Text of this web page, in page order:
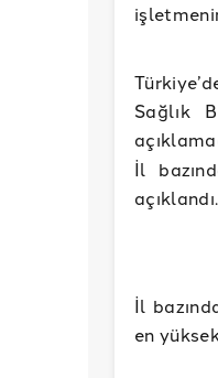
Sağlık
İl
İl
en